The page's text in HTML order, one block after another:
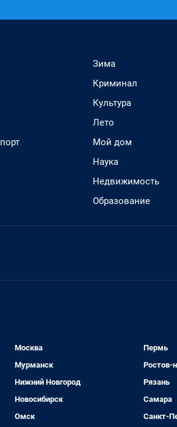
Зима
Криминал
Культура
Лето
Мой дом
Наука
Недвижимость
Образование
Москва
Мурманск
Нижний Новгород
Новосибирск
Омск
Пермь
Ростов-
Рязань
Самара
Санкт-